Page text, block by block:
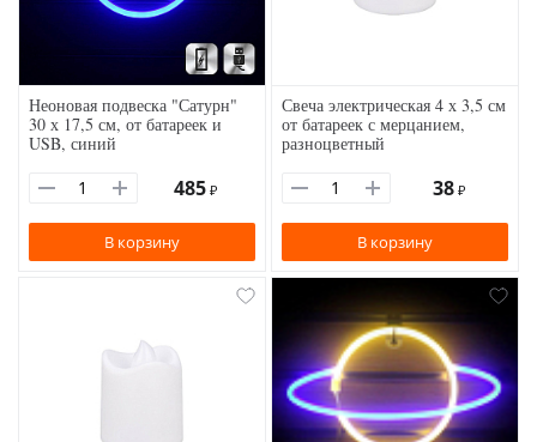
Неоновая подвеска "Сатурн"
30 х 17,5 см, от батареек и
USB, синий
485 ₽
В корзину
Свеча электрическая 4 х 3,5 см
от батареек с мерцанием,
разноцветный
38 ₽
В корзину